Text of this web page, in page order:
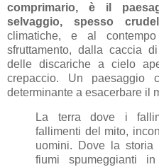
comprimario, è il
selvaggio, spesso
climatiche, e al
sfruttamento, dalla caccia
delle discariche a cielo
crepaccio. Un paesaggio
determinante a esacerbare il
La terra dove i
fallimenti del mito,
uomini. Dove la
fiumi spumeggianti